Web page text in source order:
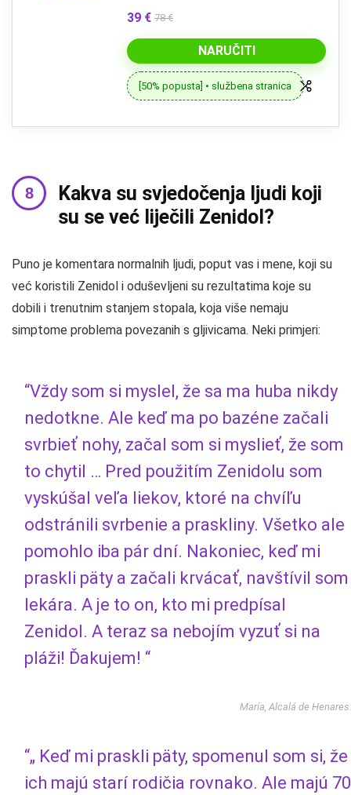
39 € 78 €
NARUČITI
[50% popusta] • službena stranica
Kakva su svjedočenja ljudi koji
su se već liječili Zenidol?
Puno je komentara normalnih ljudi, poput vas i mene, koji su
već koristili Zenidol i oduševljeni su rezultatima koje su
dobili i trenutnim stanjem stopala, koja više nemaju
simptome problema povezanih s gljivicama. Neki primjeri:
“Vždy som si myslel, že sa ma huba nikdy
nedotkne. Ale keď ma po bazéne začali
svrbieť nohy, začal som si myslieť, že som
to chytil … Pred použitím Zenidolu som
vyskúšal veľa liekov, ktoré na chvíľu
odstránili svrbenie a praskliny. Všetko ale
pomohlo iba pár dní. Nakoniec, keď mi
praskli päty a začali krvácať, navštívil som
lekára. A je to on, kto mi predpísal
Zenidol. A teraz sa nebojím vyzuť si na
pláži! Ďakujem! “
María, Alcalá de Henares:
“„ Keď mi praskli päty, spomenul som si, že
ich majú starí rodičia rovnako. Ale majú 70